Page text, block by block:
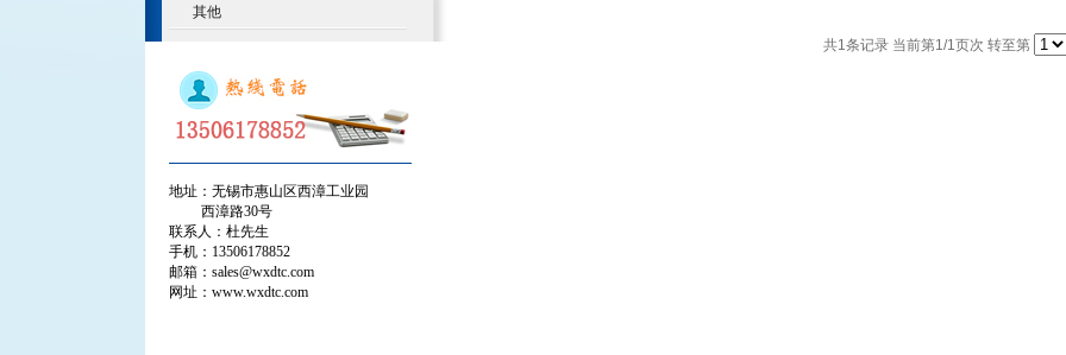
其他
地址：无锡市惠山区西漳工业园
西漳路30号
联系人：杜先生
手机：13506178852
邮箱：sales@wxdtc.com
网址：www.wxdtc.com
共1条记录 当前第1/1页次 转至第